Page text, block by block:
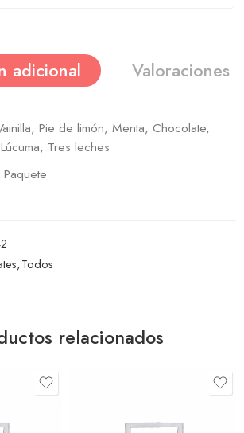
adicional Valoraciones
Pie de limón, Menta, Chocolate,
Tres leches
,Todos
relacionados